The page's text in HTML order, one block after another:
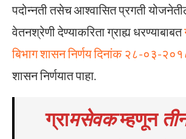
पदोन्नती तसेच आश्वासित प्रगती
वेतनश्रेणी देण्याकरिता ग्राह्य धरण्याबाबत
बिभाग शासन निर्णय दिनांक २८-०३-
शासन निर्णयात पाहा.
ग्रामसेवकम्हणून